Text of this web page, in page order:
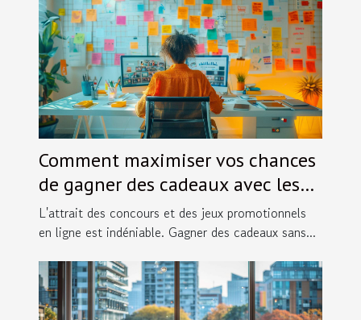
Comment maximiser vos chances
de gagner des cadeaux avec les
outils automatiques
L'attrait des concours et des jeux promotionnels
en ligne est indéniable. Gagner des cadeaux sans...